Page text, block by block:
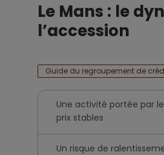
Le Mans : le
l’accession
Guide du regroupement de
Une activité portée par
prix stables
Un risque de